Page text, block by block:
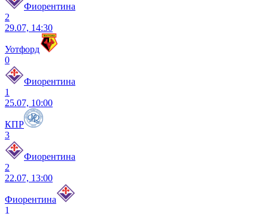
Фиорентина
2
29.07, 14:30
Уотфорд
0
Фиорентина
1
25.07, 10:00
КПР
3
Фиорентина
2
22.07, 13:00
Фиорентина
1